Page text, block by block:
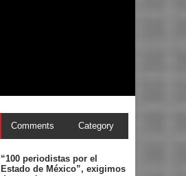
Comments Category
“100 periodistas por el
Estado de México”, exigimos